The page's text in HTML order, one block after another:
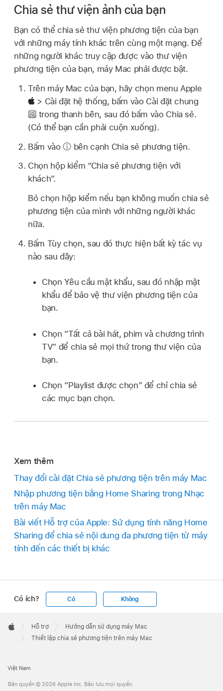
Chia sẻ thư viện ảnh của bạn
Bạn có thể chia sẻ thư viện phương tiện của bạn
với những máy tính khác trên cùng một mạng. Để
những người khác truy cập được vào thư viện
phương tiện của bạn, máy Mac phải được bật.
Trên máy Mac của bạn, hãy chọn menu Apple
> Cài đặt hệ thống, bấm vào Cài đặt chung
trong thanh bên, sau đó bấm vào Chia sẻ.
(Có thể bạn cần phải cuộn xuống).
Bấm vào
bên cạnh Chia sẻ phương tiện.
Chọn hộp kiểm “Chia sẻ phương tiện với
khách”.
Bỏ chọn hộp kiểm nếu bạn không muốn chia sẻ
phương tiện của mình với những người khác
nữa.
Bấm Tùy chọn, sau đó thực hiện bất kỳ tác vụ
nào sau đây:
Chọn Yêu cầu mật khẩu, sau đó nhập mật
khẩu để bảo vệ thư viện phương tiện của
bạn.
Chọn “Tất cả bài hát, phim và chương trình
TV” để chia sẻ mọi thứ trong thư viện của
bạn.
Chọn “Playlist được chọn” để chỉ chia sẻ
các mục bạn chọn.
Xem thêm
Thay đổi cài đặt Chia sẻ phương tiện trên máy Mac
Nhập phương tiện bằng Home Sharing trong Nhạc
trên máy Mac
Bài viết Hỗ trợ của Apple: Sử dụng tính năng Home
Sharing để chia sẻ nội dung đa phương tiện từ máy
tính đến các thiết bị khác
Có ích? Có Không
Footer

Apple
Hỗ trợ
Hướng dẫn sử dụng máy Mac
Thiết lập chia sẻ phương tiện trên máy Mac
Việt Nam
Bản quyền © 2026 Apple Inc. Bảo lưu mọi quyền.